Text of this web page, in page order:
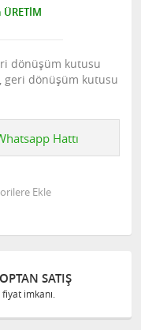
ÜRETİM
dönüşüm kutusu
geri dönüşüm kutusu
Hattı
Ekle
SATIŞ
imkanı.